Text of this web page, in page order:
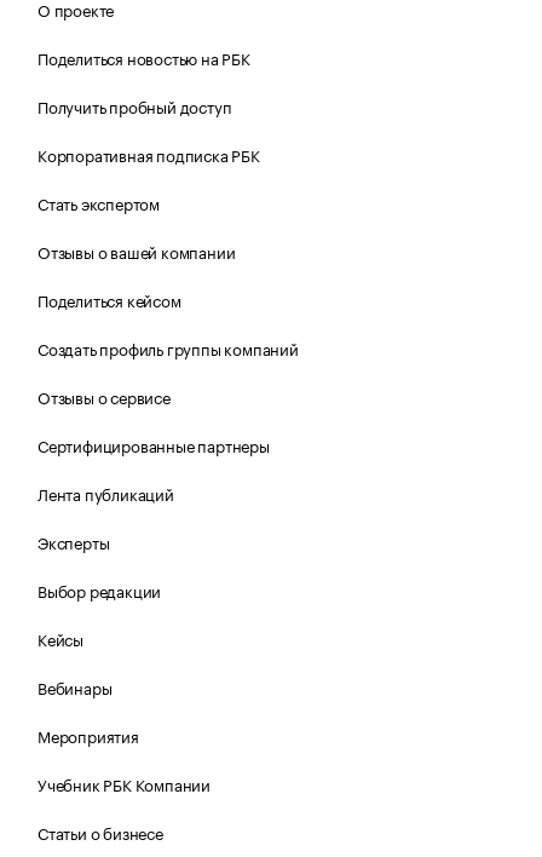
О проекте
Поделиться новостью на РБК
Получить пробный доступ
Корпоративная подписка РБК
Стать экспертом
Отзывы о вашей компании
Поделиться кейсом
Создать профиль группы компаний
Отзывы о сервисе
Сертифицированные партнеры
Лента публикаций
Эксперты
Выбор редакции
Кейсы
Вебинары
Мероприятия
Учебник РБК Компании
Статьи о бизнесе